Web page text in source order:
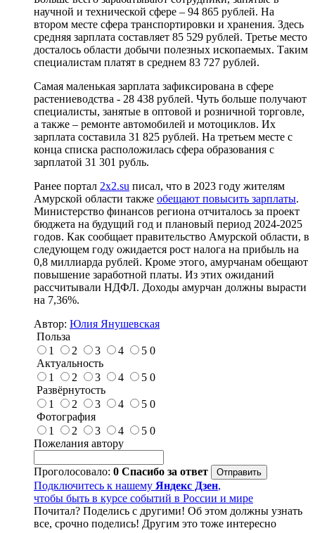
научной и технической сфере – 94 865 рублей. На
втором месте сфера транспортировки и хранения. Здесь
средняя зарплата составляет 85 529 рублей. Третье место
досталось области добычи полезных ископаемых. Таким
специалистам платят в среднем 83 727 рублей.
Самая маленькая зарплата зафиксирована в сфере
растениеводства - 28 438 рублей. Чуть больше получают
специалисты, занятые в оптовой и розничной торговле,
а также – ремонте автомобилей и мотоциклов. Их
зарплата составила 31 825 рублей. На третьем месте с
конца списка расположилась сфера образования с
зарплатой 31 301 рубль.
Ранее портал 2x2.su писал, что в 2023 году жителям
Амурской области также обещают повысить зарплаты.
Министерство финансов региона отчиталось за проект
бюджета на будущий год и плановый период 2024-2025
годов. Как сообщает правительство Амурской области, в
следующем году ожидается рост налога на прибыль на
0,8 миллиарда рублей. Кроме этого, амурчанам обещают
повышение заработной платы. Из этих ожиданий
рассчитывали НДФЛ. Доходы амурчан должны вырасти
на 7,36%.
Автор: Юлия Янушевская
Польза
1
2 3 4 5 0
Актуальность
1
2 3 4 5 0
Развёрнутость
1
2 3 4 5 0
Фотография
1
2 3 4 5 0
Пожелания автору
Проголосовало: 0 Спасибо за ответ
Подключитесь к нашему Яндекс Дзен,
чтобы быть в курсе событий в России и мире
Почитал? Поделись с другими! Об этом должны узнать
все, срочно поделись! Другим это тоже интересно